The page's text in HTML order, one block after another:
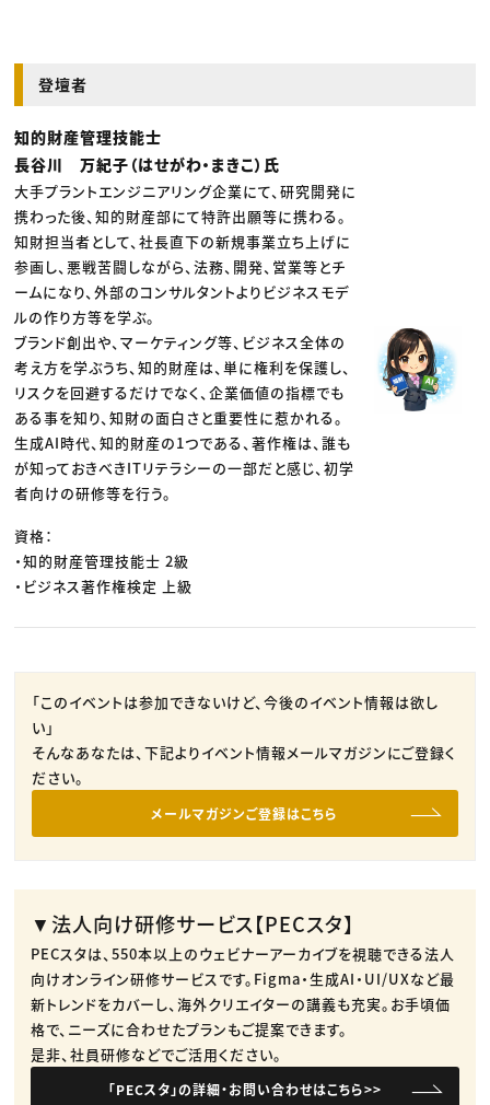
登壇者
知的財産管理技能士
長谷川 万紀子（はせがわ・まきこ）氏
大手プラントエンジニアリング企業にて、研究開発に
携わった後、知的財産部にて特許出願等に携わる。
知財担当者として、社長直下の新規事業立ち上げに
参画し、悪戦苦闘しながら、法務、開発、営業等とチ
ームになり、外部のコンサルタントよりビジネスモデ
ルの作り方等を学ぶ。
ブランド創出や、マーケティング等、ビジネス全体の
考え方を学ぶうち、知的財産は、単に権利を保護し、
リスクを回避するだけでなく、企業価値の指標でも
ある事を知り、知財の面白さと重要性に惹かれる。
生成AI時代、知的財産の1つである、著作権は、誰も
が知っておきべきITリテラシーの一部だと感じ、初学
者向けの研修等を行う。
資格：
・知的財産管理技能士 2級
・ビジネス著作権検定 上級
「このイベントは参加できないけど、今後のイベント情報は欲し
い」
そんなあなたは、下記よりイベント情報メールマガジンにご登録く
ださい。
メールマガジンご登録はこちら
▼法人向け研修サービス【PECスタ】
PECスタは、550本以上のウェビナーアーカイブを視聴できる法人
向けオンライン研修サービスです。​Figma・生成AI・UI/UXなど最
新トレンドをカバーし、海外クリエイターの講義も充実。​お手頃価
格で、ニーズに合わせたプランもご提案できます。​
是非、社員研修などでご活用ください。​
「PECスタ」の詳細・お問い合わせはこちら>>